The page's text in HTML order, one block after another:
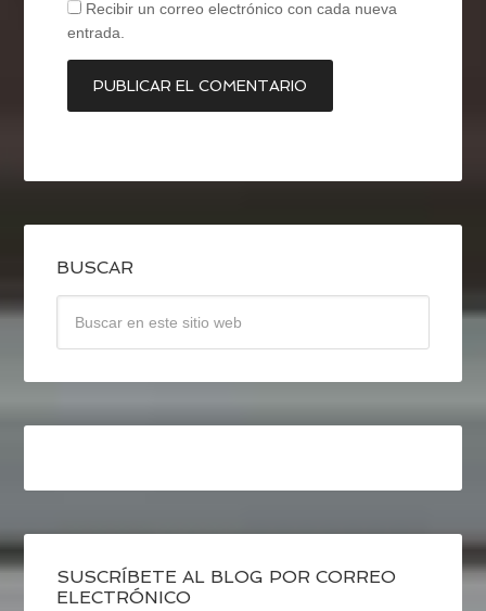
Recibir un correo electrónico con cada nueva
entrada.
BUSCAR
SUSCRÍBETE AL BLOG POR CORREO
ELECTRÓNICO